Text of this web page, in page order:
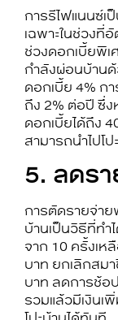
การรีไฟแนนซ์เ
เฉพาะในช่วงที่
ช่วงดอกเบี้ยพิเ
กำลังผ่อนบ้าน
ดอกเบี้ย 4% ก
ถึง 2% ต่อปี ซึ่
ดอกเบี้ยได้ถึง
สามารถนำไปโ
5. ลดรา
การตัดรายจ่าย
บ้านเป็นวิธีที่ทำ
จาก 10 ครั้งเห
บาท ยกเลิกสม
บาท ลดการช้อ
รวมแล้วมีเงินเ